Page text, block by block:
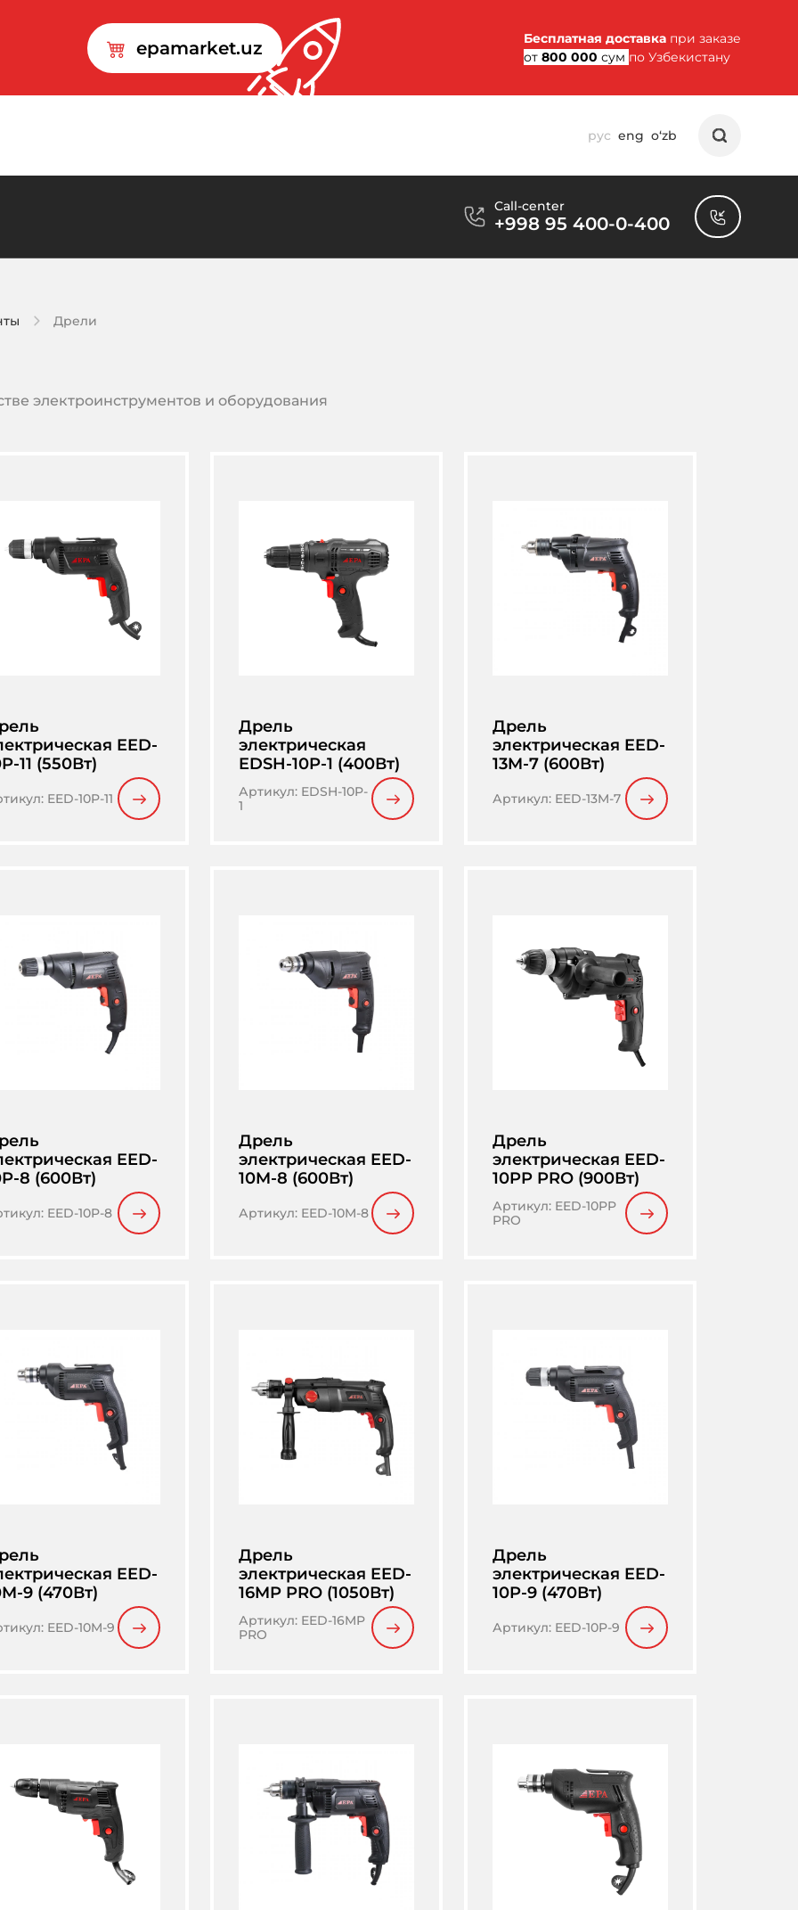
epamarket.uz Бесплатная доставка при заказе
от 800 000 сум по Узбекистану
рус eng o‘zb
Call-center
+998 95 400-0-400
Дрели
электроинструментов и оборудования
EED-
11 (550Вт)
: EED-10P-11
Дрель
электрическая
EDSH-10P-1 (400Вт)
Артикул: EDSH-10P-
1
Дрель
электрическая EED-
13M-7 (600Вт)
Артикул: EED-13M-7
EED-
8 (600Вт)
: EED-10P-8
Дрель
электрическая EED-
10M-8 (600Вт)
Артикул: EED-10M-8
Дрель
электрическая EED-
10PP PRO (900Вт)
Артикул: EED-10PP
PRO
EED-
9 (470Вт)
: EED-10M-9
Дрель
электрическая EED-
16MP PRO (1050Вт)
Артикул: EED-16MP
PRO
Дрель
электрическая EED-
10P-9 (470Вт)
Артикул: EED-10P-9